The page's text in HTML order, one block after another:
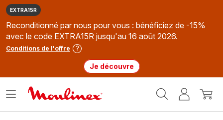
EXTRA15R
Reconditionné par nous pour vous : bénéficiez de -15%
avec le code EXTRA15R jusqu'au 16 août 2026.
Conditions de l'offre
Je découvre
MonMon
Ouvrir